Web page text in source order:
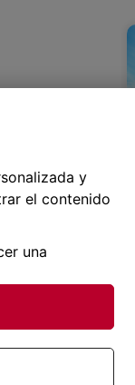
y
el contenido
una